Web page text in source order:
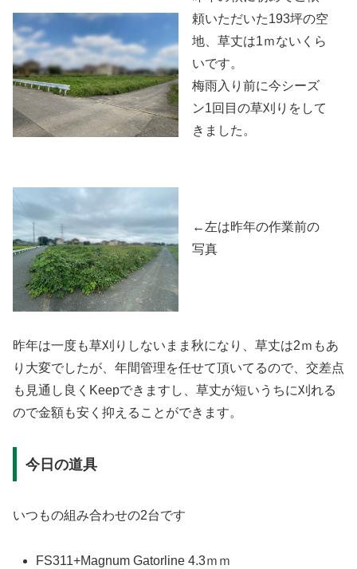
頼いただいた193坪の空
地、草丈は1ｍないくら
いです。
梅雨入り前に今シーズ
ン1回目の草刈りをして
きました。
←左は昨年の作業前の
写真
昨年は一度も草刈りしないまま秋になり、草丈は2ｍもあ
り大変でしたが、年間管理を任せて頂いてるので、交差点
も見通し良くKeepできますし、草丈が短いうちに刈れる
ので金額も安く抑えることができます。
今日の道具
いつもの組み合わせの2台です
FS311+Magnum Gatorline 4.3ｍｍ